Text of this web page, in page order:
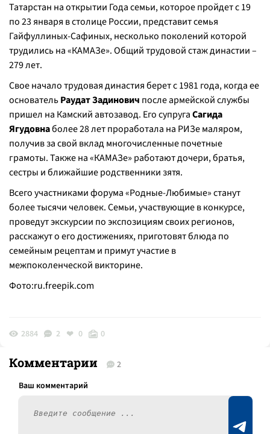
Татарстан на открытии Года семьи, которое пройдет с 19
по 23 января в столице России, представит семья
Гайфуллиных-Сафиных, несколько поколений которой
трудились на «КАМАЗе». Общий трудовой стаж династии –
279 лет.
Свое начало трудовая династия берет с 1981 года, когда ее
основательРаудат Задинович после армейской службы
пришел на Камский автозавод. Его супругаСагида
Ягудовнаболее 28 лет проработала на РИЗе маляром,
получив за свой вклад многочисленные почетные
грамоты. Также на «КАМАЗе» работают дочери, братья,
сестры и ближайшие родственники зятя.
Всего участниками форума «Родные-Любимые» станут
более тысячи человек. Семьи, участвующие в конкурсе,
проведут экскурсии по экспозициям своих регионов,
расскажут о его достижениях, приготовят блюда по
семейным рецептам и примут участие в
межпоколенческой викторине.
Фото:ru.freepik.com
2884 2 0 0
Комментарии 2